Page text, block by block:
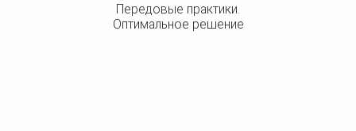
Передовые практики.
Оптимальное решение